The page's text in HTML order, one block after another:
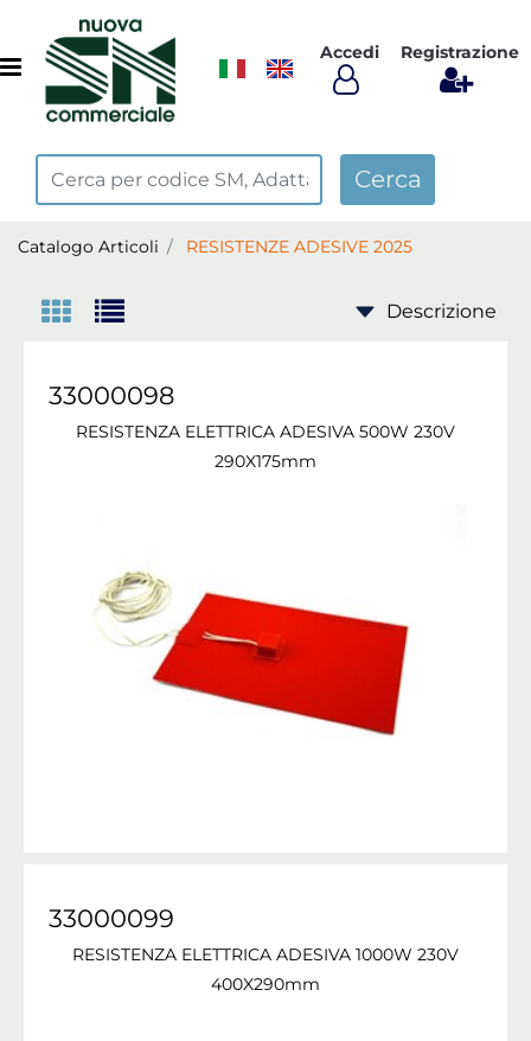
Open menu
Accedi Registrazione
Catalogo Articoli RESISTENZE ADESIVE 2025
33000098
RESISTENZA ELETTRICA ADESIVA 500W 230V
290X175mm
33000099
RESISTENZA ELETTRICA ADESIVA 1000W 230V
400X290mm